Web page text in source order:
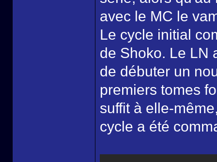
avec le MC le
Le cycle initial
de Shoko. Le LN
de débuter un
premiers tomes
suffit à elle-
cycle a été